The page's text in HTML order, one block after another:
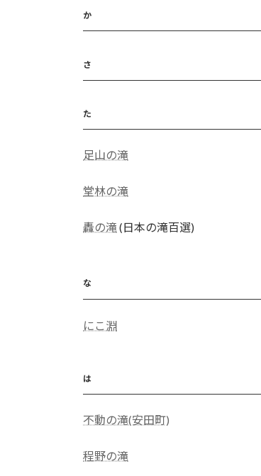
か
さ
た
足山の滝
堂林の滝
轟の滝 (日本の滝百選)
な
にこ淵
は
不動の滝(安田町)
程野の滝